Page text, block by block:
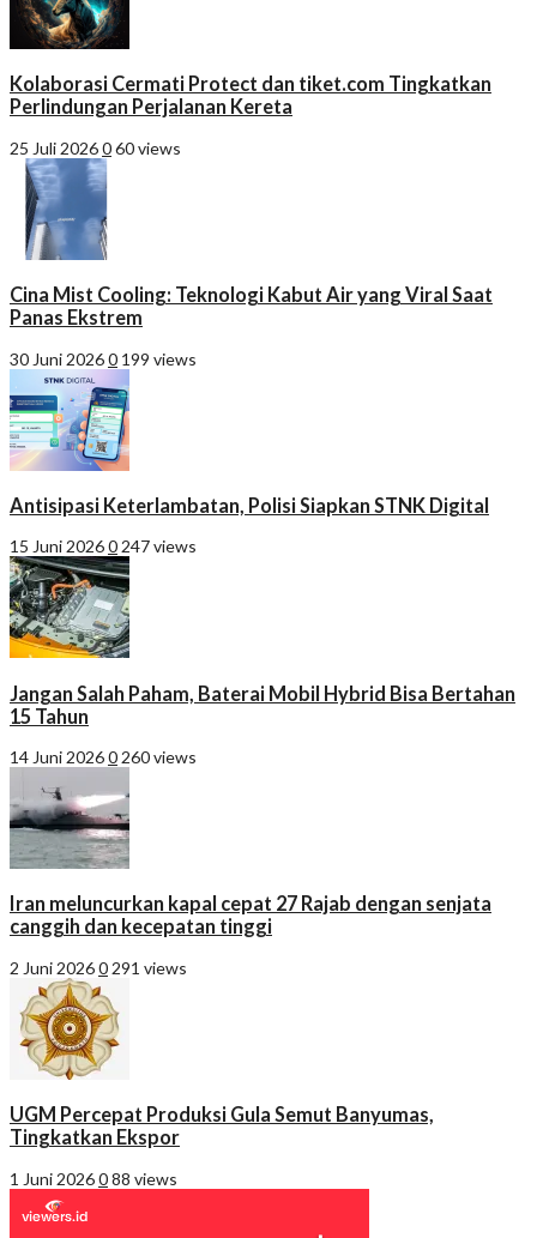
Kolaborasi Cermati Protect dan tiket.com Tingkatkan
Perlindungan Perjalanan Kereta
25 Juli 2026060 views
Cina Mist Cooling: Teknologi Kabut Air yang Viral Saat
Panas Ekstrem
30 Juni 20260 199 views
Antisipasi Keterlambatan, Polisi Siapkan STNK Digital
15 Juni 20260 247 views
Jangan Salah Paham, Baterai Mobil Hybrid Bisa Bertahan
15 Tahun
14 Juni 20260 260 views
Iran meluncurkan kapal cepat 27 Rajab dengan senjata
canggih dan kecepatan tinggi
2 Juni 20260 291 views
UGM Percepat Produksi Gula Semut Banyumas,
Tingkatkan Ekspor
1 Juni 2026088 views